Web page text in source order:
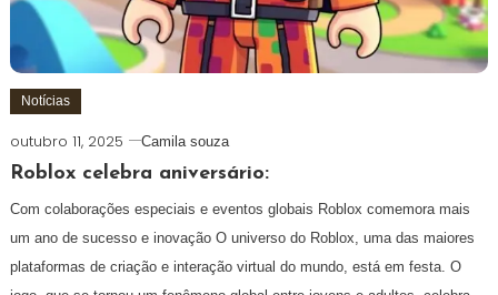
Notícias
outubro 11, 2025 Camila souza
Roblox celebra aniversário:
Com colaborações especiais e eventos globais Roblox comemora mais
um ano de sucesso e inovação O universo do Roblox, uma das maiores
plataformas de criação e interação virtual do mundo, está em festa. O